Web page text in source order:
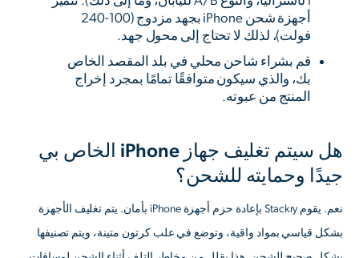
أجهزة شحن iPhone بجهد مزدوج (100-240
فولت)، لذلك لا تحتاج إلى محول جهد.
قم بشراء شاحن محلي في بلد المقصد الخاص
بك، والذي سيكون متوافقًا تمامًا بمجرد إخراج
المنتج من عبوته.
هل سيتم تغليف جهاز iPhone الخاص بي
جيدًا وحمايته للشحن؟
نعم. يقوم Stackry بإعادة حزم أجهزة iPhone بأمان. يتم تغليف الأجهزة
بشكل قياسي بمواد واقية، وتوضع في علب كرتون متينة، ويتم تصنيفها